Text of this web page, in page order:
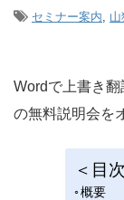
セミナー案内,
Wordで上書き翻
の無料説明会を
＜目
概要